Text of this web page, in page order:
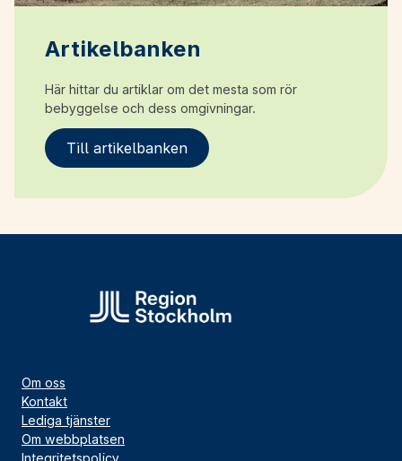
Artikelbanken
Här hittar du artiklar om det mesta som rör
bebyggelse och dess omgivningar.
Till artikelbanken
Om oss
Kontakt
Lediga tjänster
Om webbplatsen
Integritetspolicy